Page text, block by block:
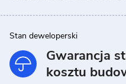
Stan deweloperski
Gwarancja
kosztu